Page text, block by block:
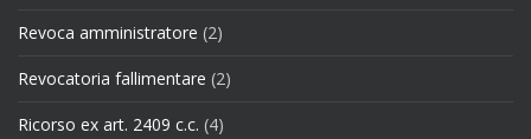
Revoca amministratore (2)
Revocatoria fallimentare (2)
Ricorso ex art. 2409 c.c. (4)